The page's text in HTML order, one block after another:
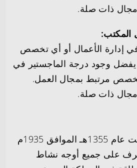
إدارة الأعمال أو أي تخصص
وجود درجة الماجستير في
تخصص مرتبط بمجال العمل.
­- وزارة الطاقة تأسست عام 1355هـ الموافق 1935م
على جميع أوجه نشاط